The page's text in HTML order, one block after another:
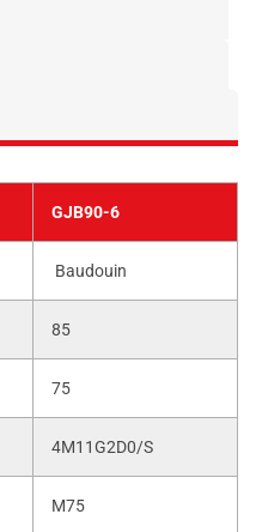
GJB90-6
Baudouin
85
75
4M11G2D0/S
M75